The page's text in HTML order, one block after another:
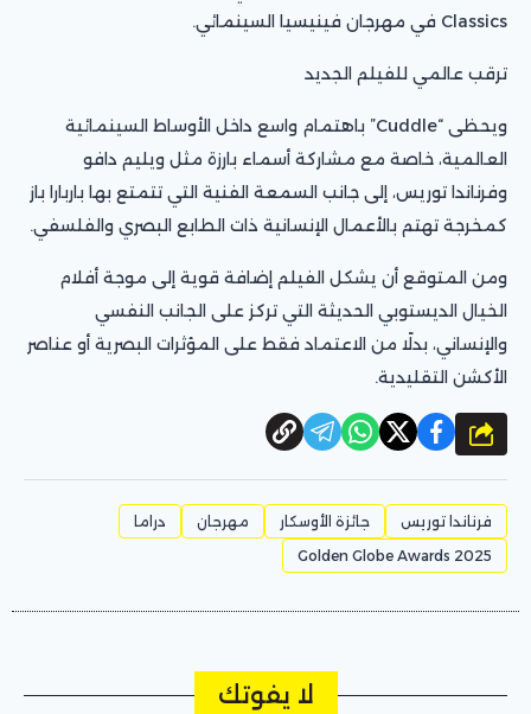
Classics في مهرجان فينيسيا السينمائي.
ترقب عالمي للفيلم الجديد
ويحظى “Cuddle” باهتمام واسع داخل الأوساط السينمائية
العالمية، خاصة مع مشاركة أسماء بارزة مثل ويليم دافو
وفرناندا توريس، إلى جانب السمعة الفنية التي تتمتع بها باربارا باز
كمخرجة تهتم بالأعمال الإنسانية ذات الطابع البصري والفلسفي.
ومن المتوقع أن يشكل الفيلم إضافة قوية إلى موجة أفلام
الخيال الديستوبي الحديثة التي تركز على الجانب النفسي
والإنساني، بدلًا من الاعتماد فقط على المؤثرات البصرية أو عناصر
الأكشن التقليدية.
شارك
فرناندا توريس جائزة الأوسكار مهرجان
دراما
Golden Globe Awards 2025
لا يفوتك